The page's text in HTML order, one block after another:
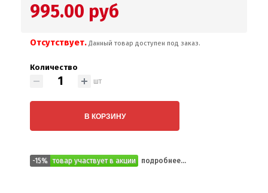
995.00 руб
Отсутствует. Данный товар доступен под заказ.
Количество
шт
В КОРЗИНУ
-15% товар участвует в акции подробнее...